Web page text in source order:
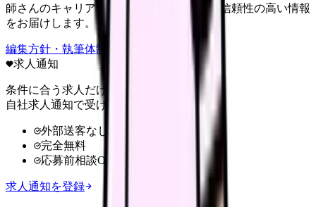
師さんのキャリア・転職・働き方に関する信頼性の高い情報
をお届けします。
編集方針・執筆体制・監修体制を見る
求人通知
条件に合う求人だけ
自社求人通知で受け取る
外部送客なし
完全無料
応募前相談OK
求人通知を登録